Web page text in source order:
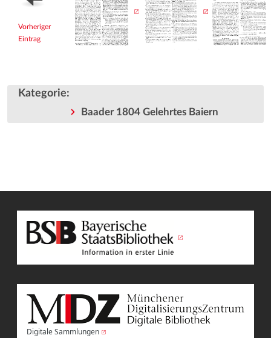
Vorheriger
Eintrag
Kategorie:
Baader 1804 Gelehrtes Baiern
Digitale Sammlungen